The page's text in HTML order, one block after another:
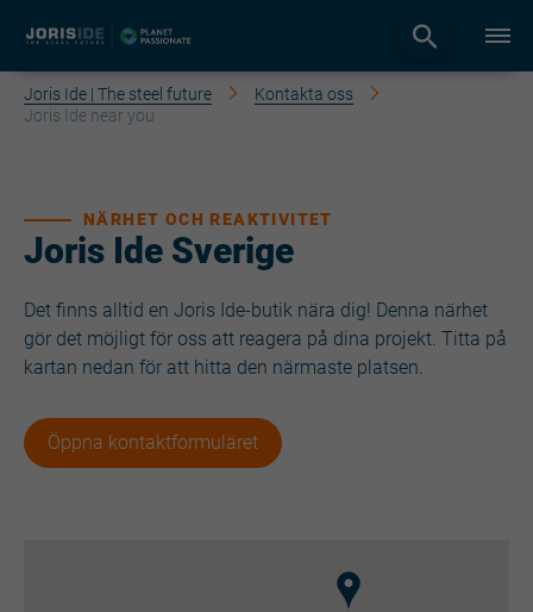
Joris Ide | The steel future
Kontakta oss
Joris Ide near you
Joris Ide Sverige
NÄRHET OCH REAKTIVITET
Det finns alltid en Joris Ide-butik nära dig! Denna närhet
gör det möjligt för oss att reagera på dina projekt. Titta på
kartan nedan för att hitta den närmaste platsen.
Öppna kontaktformuläret